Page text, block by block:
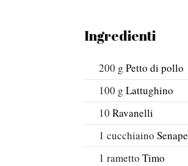
Ingredienti
200 g Petto di pollo
100 g Lattughino
10 Ravanelli
1 cucchiaino Senape
1 rametto Timo